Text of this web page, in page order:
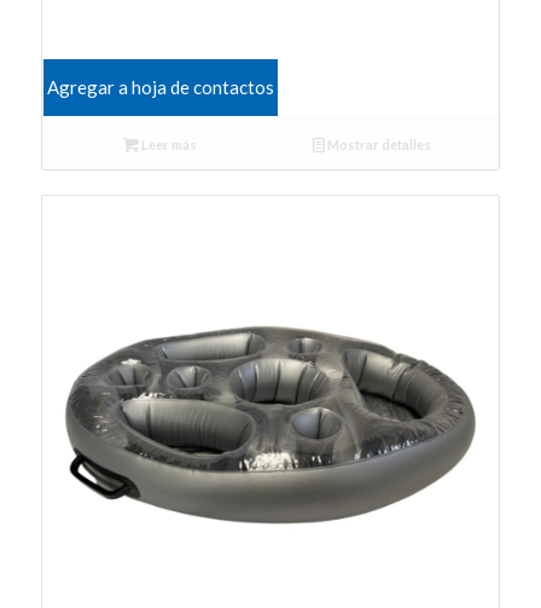
Agregar a hoja de contactos
Leer más Mostrar detalles